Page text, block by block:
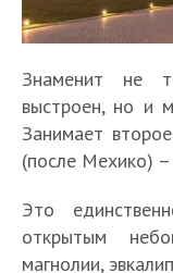
Знаменит не
выстроен, но и
Занимает
(после Мехико)
Это
открытым
магнолии,